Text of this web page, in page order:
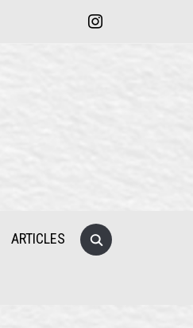
instagram
Search
for:
ARTICLES